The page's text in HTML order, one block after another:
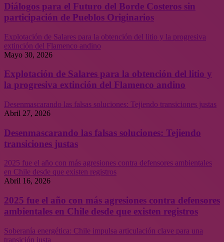
Diálogos para el Futuro del Borde Costeros sin
participación de Pueblos Originarios
Explotación de Salares para la obtención del litio y la progresiva
extinción del Flamenco andino
Mayo 30, 2026
Explotación de Salares para la obtención del litio y
la progresiva extinción del Flamenco andino
Desenmascarando las falsas soluciones: Tejiendo transiciones justas
Abril 27, 2026
Desenmascarando las falsas soluciones: Tejiendo
transiciones justas
2025 fue el año con más agresiones contra defensores ambientales
en Chile desde que existen registros
Abril 16, 2026
2025 fue el año con más agresiones contra defensores
ambientales en Chile desde que existen registros
Soberanía energética: Chile impulsa articulación clave para una
transición justa